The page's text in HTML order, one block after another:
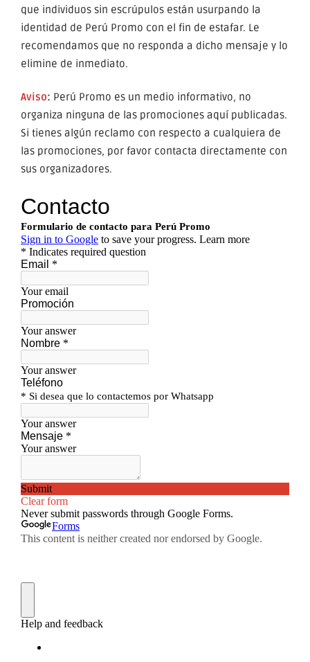
que individuos sin escrúpulos están usurpando la
identidad de Perú Promo con el fin de estafar. Le
recomendamos que no responda a dicho mensaje y lo
elimine de inmediato.
Aviso: Perú Promo es un medio informativo, no
organiza ninguna de las promociones aquí publicadas.
Si tienes algún reclamo con respecto a cualquiera de
las promociones, por favor contacta directamente con
sus organizadores.